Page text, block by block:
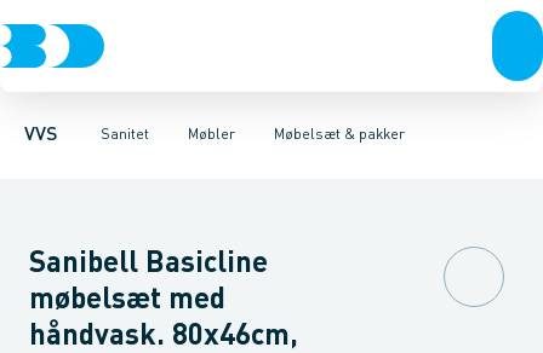
VVS Sanitet
Rør & fittingsPressfittings & rørKuglehaner & ventiler
Møbler
Toiletter, sæder og cisterner VaskeArmaturer
Møbelsæt & pakker
Møbelsæt & pakkerUnderskabeHøjskabeOverskabe
Sanibell Basicline
møbelsæt med
håndvask. 80x46cm,